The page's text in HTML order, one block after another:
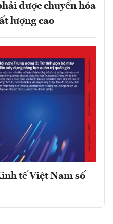
được chuyển hóa
lượng cao
tế Việt Nam số